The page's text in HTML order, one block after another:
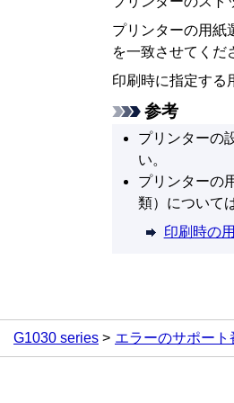
プリンターの用紙
を一致させてくだ
印刷時に指定する
参考
プリンターの
い。
プリンターの
類）について
印刷時の
G1030 series エラーのサポート